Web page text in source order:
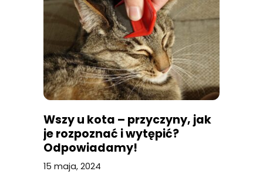
Wszy u kota – przyczyny, jak
je rozpoznać i wytępić?
Odpowiadamy!
15 maja, 2024